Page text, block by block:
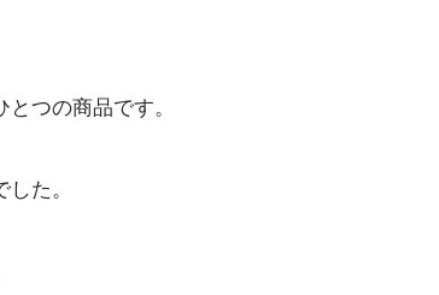
とつの商品です。
た。